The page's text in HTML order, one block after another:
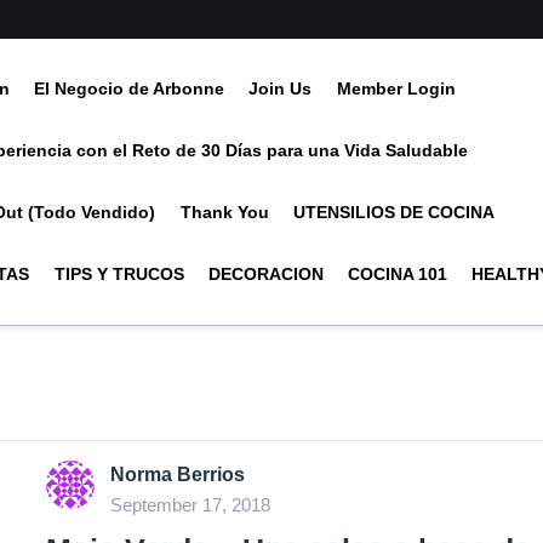
El Negocio de Arbonne Join Us Member Login
con el Reto de 30 Días para una Vida Saludable
(Todo Vendido) Thank You UTENSILIOS DE COCINA
TIPS Y TRUCOS DECORACION COCINA 101
Norma Berrios
September 17, 2018